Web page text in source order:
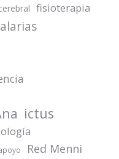
fisioterapia
ictus
Red Menni